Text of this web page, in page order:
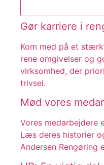
Gør karriere i
Kom med på et
rene omgivelser og
virksomhed, der
trivsel.
Mød vores
Vores medarbejdere
Læs deres historier
Andersen Rengøring